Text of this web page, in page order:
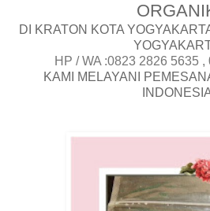
DI KRATON KOTA
HP / WA :0823 2826 5635
KAMI MELAYANI